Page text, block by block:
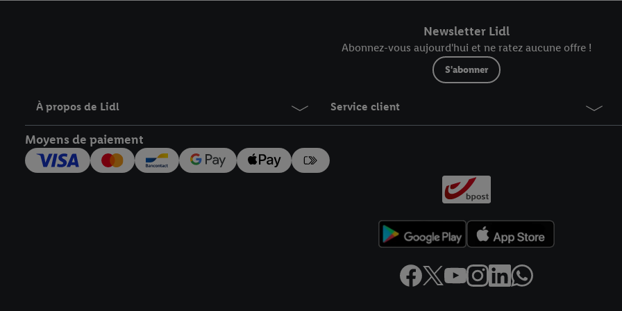
Newsletter Lidl
Abonnez-vous aujourd'hui et ne ratez aucune offre !
S'abonner
À propos de Lidl Service client
Moyens de paiement